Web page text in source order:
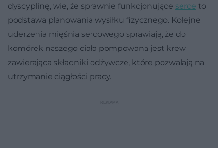
dyscyplinę, wie, że sprawnie funkcjonujące serce to
podstawa planowania wysiłku fizycznego. Kolejne
uderzenia mięśnia sercowego sprawiają, że do
komórek naszego ciała pompowana jest krew
zawierająca składniki odżywcze, które pozwalają na
utrzymanie ciągłości pracy.